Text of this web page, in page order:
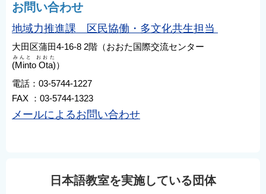
お問い合わせ
地域力推進課 区民協働・多文化共生担当
大田区蒲田4-16-8 2階（おおた国際交流センター
(Minto Ota)
みんと おおた
）
電話：03-5744-1227
FAX ：03-5744-1323
メールによるお問い合わせ
日本語教室を実施している団体